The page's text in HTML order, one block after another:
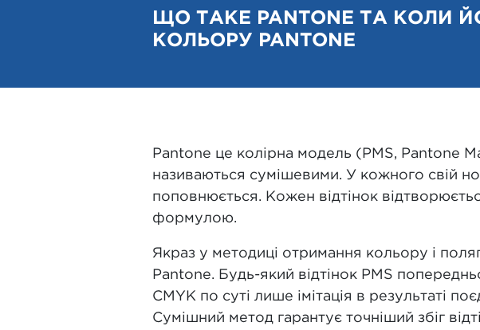
ЩО ТАКЕ PANTONE ТА КОЛИ
КОЛЬОРУ PANTONE
Pantone це колірна модель (PMS, Pantone
називаються сумішевими. У кожного свій
поповнюється. Кожен відтінок
формулою.
Якраз у методиці отримання кольору і
Pantone. Будь-який відтінок PMS
CMYK по суті лише імітація в результаті
Сумішний метод гарантує точніший збіг